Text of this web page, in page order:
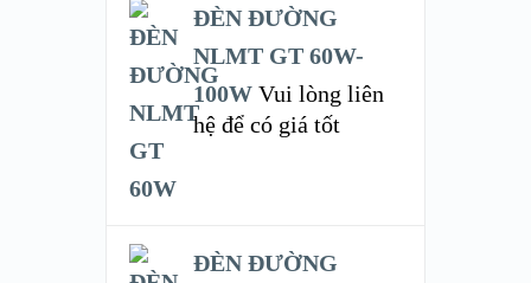
ĐÈN ĐƯỜNG
NLMT GT 60W-
100W Vui lòng liên
hệ để có giá tốt
ĐÈN ĐƯỜNG